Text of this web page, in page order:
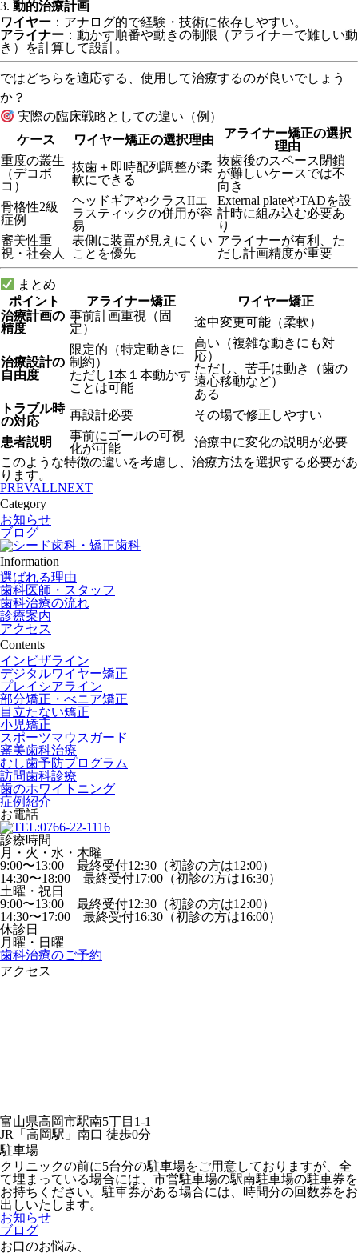
3. 動的治療計画
ワイヤー ：アナログ的で経験・技術に依存しやすい。
アライナー ：動かす順番や動きの制限（アライナーで難しい動
き）を計算して設計。
ではどちらを適応する、使用して治療するのが良いでしょう
か？
実際の臨床戦略としての違い（例）
ケース
ワイヤー矯正の選択理由
アライナー矯正の選択
理由
重度の叢生
（デコボ
コ）
抜歯＋即時配列調整が柔
軟にできる
抜歯後のスペース閉鎖
が難しいケースでは不
向き
骨格性2級
症例
ヘッドギアやクラスIIエ
ラスティックの併用が容
易
External plateやTADを設
計時に組み込む必要あ
り
審美性重
視・社会人
表側に装置が見えにくい
ことを優先
アライナーが有利、た
だし計画精度が重要
まとめ
ポイント
アライナー矯正
ワイヤー矯正
治療計画の
精度
事前計画重視（固
定）
途中変更可能（柔軟）
治療設計の
自由度
限定的（特定動きに
制約）
ただし1本１本動かす
ことは可能
高い（複雑な動きにも対
応）
ただし、苦手は動き（歯の
遠心移動など）
ある
トラブル時
の対応
再設計必要
その場で修正しやすい
患者説明
事前にゴールの可視
化が可能
治療中に変化の説明が必要
このような特徴の違いを考慮し、治療方法を選択する必要があ
ります。
PREVALLNEXT
Category
お知らせ
ブログ
Information
選ばれる理由
歯科医師・スタッフ
歯科治療の流れ
診療案内
アクセス
Contents
インビザライン
デジタルワイヤー矯正
プレイシアライン
部分矯正・べニア矯正
目立たない矯正
小児矯正
スポーツマウスガード
審美歯科治療
むし歯予防プログラム
訪問歯科診療
歯のホワイトニング
症例紹介
お電話
診療時間
月・火・水・木曜
9:00〜13:00 最終受付12:30（初診の方は12:00）
14:30〜18:00 最終受付17:00（初診の方は16:30）
土曜・祝日
9:00〜13:00 最終受付12:30（初診の方は12:00）
14:30〜17:00 最終受付16:30（初診の方は16:00）
休診日
月曜・日曜
歯科治療のご予約
アクセス
富山県高岡市駅南5丁目1-1
JR「高岡駅」南口 徒歩0分
駐車場
クリニックの前に5台分の駐車場をご用意しておりますが、全
て埋まっている場合には、市営駐車場の駅南駐車場の駐車券を
お持ちください。駐車券がある場合には、時間分の回数券をお
出しいたします。
お知らせ
ブログ
お口のお悩み、